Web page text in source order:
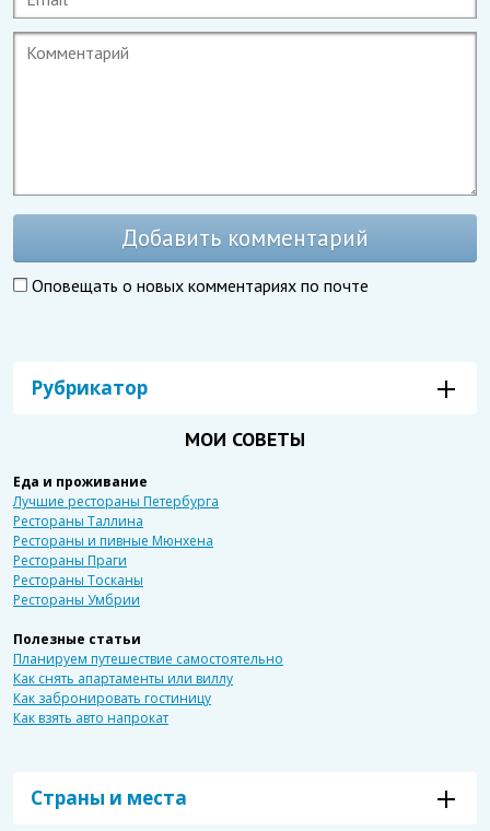
Добавить комментарий
Оповещать о новых комментариях по почте
Рубрикатор
МОИ СОВЕТЫ
Еда и проживание
Лучшие рестораны Петербурга
Рестораны Таллина
Рестораны и пивные Мюнхена
Рестораны Праги
Рестораны Тосканы
Рестораны Умбрии
Полезные статьи
Планируем путешествие самостоятельно
Как снять апартаменты или виллу
Как забронировать гостиницу
Как взять авто напрокат
Страны и места